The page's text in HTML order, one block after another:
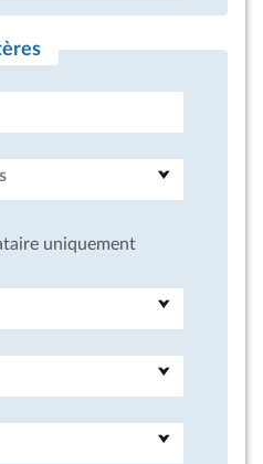
uniquement